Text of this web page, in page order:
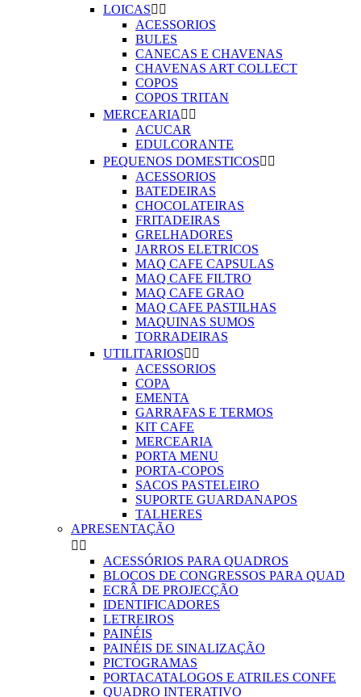
LOICAS 
ACESSORIOS
BULES
CANECAS E CHAVENAS
CHAVENAS ART COLLECT
COPOS
COPOS TRITAN
MERCEARIA  
ACUCAR
EDULCORANTE
PEQUENOS DOMESTICOS 
ACESSORIOS
BATEDEIRAS
CHOCOLATEIRAS
FRITADEIRAS
GRELHADORES
JARROS ELETRICOS
MAQ CAFE CAPSULAS
MAQ CAFE FILTRO
MAQ CAFE GRAO
MAQ CAFE PASTILHAS
MAQUINAS SUMOS
TORRADEIRAS
UTILITARIOS 
ACESSORIOS
COPA
EMENTA
GARRAFAS E TERMOS
KIT CAFE
MERCEARIA
PORTA MENU
PORTA-COPOS
SACOS PASTELEIRO
SUPORTE GUARDANAPOS
TALHERES
APRESENTAÇÃO
 
ACESSÓRIOS PARA QUADROS
BLOCOS DE CONGRESSOS PARA QUAD
ECRÂ DE PROJECÇÃO
IDENTIFICADORES
LETREIROS
PAINÉIS
PAINÉIS DE SINALIZAÇÃO
PICTOGRAMAS
PORTACATALOGOS E ATRILES CONFE
QUADRO INTERATIVO